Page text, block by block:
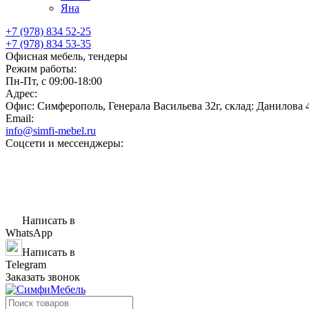
Яна
+7 (978) 834 52-25
+7 (978) 834 53-35
Офисная мебель, тендеры
Режим работы:
Пн-Пт, с 09:00-18:00
Адрес:
Офис: Симферополь, Генерала Васильева 32г, склад: Данилова
Email:
info@simfi-mebel.ru
Соцсети и мессенджеры:
Написать в
WhatsApp
Написать в
Telegram
Заказать звонок